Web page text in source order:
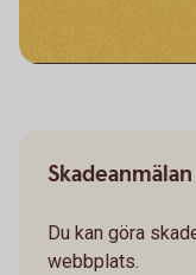
Skadeanmälan
Du kan göra
webbplats.